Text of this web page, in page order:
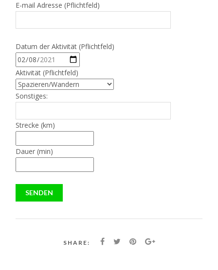
E-mail Adresse (Pflichtfeld)
Datum der Aktivität (Pflichtfeld)
Aktivität (Pflichtfeld)
Sonstiges:
Strecke (km)
Dauer (min)
SHARE: